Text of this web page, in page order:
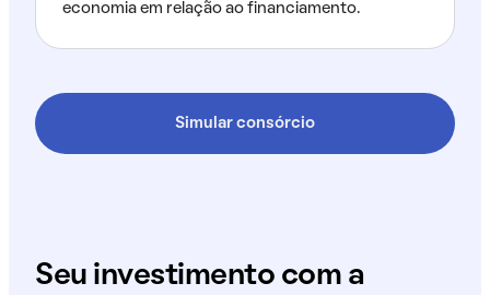
economia em relação ao financiamento.
Simular consórcio
Seu investimento com a